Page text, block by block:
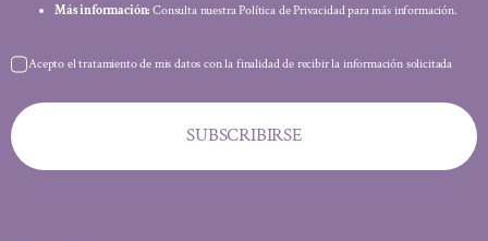
Más información: Consulta nuestra Política de Privacidad para más información.
Acepto el tratamiento de mis datos con la finalidad de recibir la información solicitada
SUBSCRIBIRSE